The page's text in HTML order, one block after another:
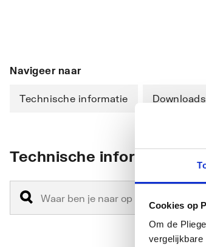
Cookies op
Om de
vergelijkbare
Navigeer naar
Technische informatie Downloads
Technische informatie